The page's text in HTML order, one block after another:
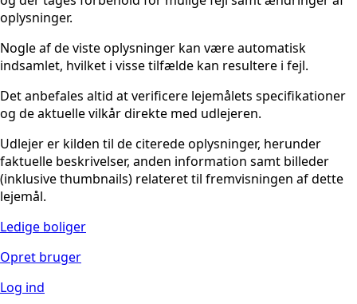
oplysninger.
Nogle af de viste oplysninger kan være automatisk
indsamlet, hvilket i visse tilfælde kan resultere i fejl.
Det anbefales altid at verificere lejemålets specifikationer
og de aktuelle vilkår direkte med udlejeren.
Udlejer er kilden til de citerede oplysninger, herunder
faktuelle beskrivelser, anden information samt billeder
(inklusive thumbnails) relateret til fremvisningen af dette
lejemål.
Ledige boliger
Opret bruger
Log ind